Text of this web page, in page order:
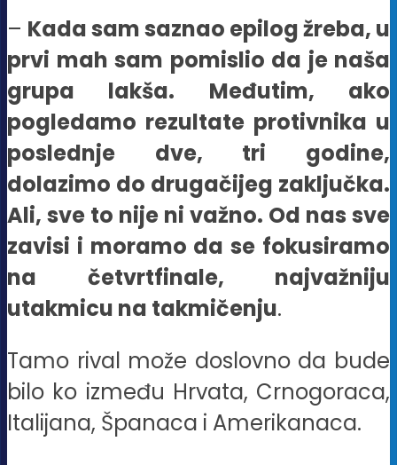
– Kada sam saznao epilog žreba, u
prvi mah sam pomislio da je naša
grupa lakša. Međutim, ako
pogledamo rezultate protivnika u
poslednje dve, tri godine,
dolazimo do drugačijeg zaključka.
Ali, sve to nije ni važno. Od nas sve
zavisi i moramo da se fokusiramo
na četvrtfinale, najvažniju
utakmicu na takmičenju.
Tamo rival može doslovno da bude
bilo ko između Hrvata, Crnogoraca,
Italijana, Španaca i Amerikanaca.